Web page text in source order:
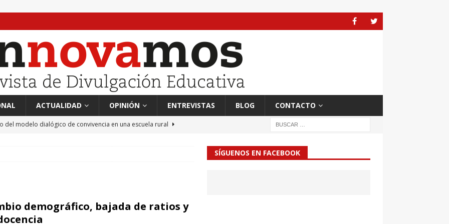
ACTUALIDAD OPINIÓN ENTREVISTAS BLOG CONTACTO
del modelo dialógico de convivencia en una escuela rural
Llanos
MIL PALABRAS
demográfico, bajada de ratios y
SÍGUENOS EN FACEBOOK